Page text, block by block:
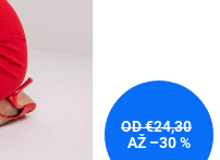
OD €24,30
AŽ –30 %